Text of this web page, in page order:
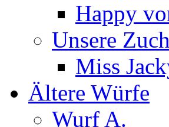
Happy
Unsere
Miss
Ältere Würfe
Wurf A.